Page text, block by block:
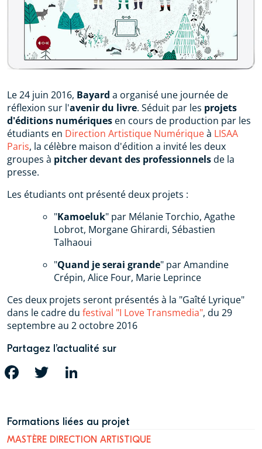
Le 24 juin 2016, Bayard a organisé une journée de
réflexion sur l'avenir du livre. Séduit par les projets
d'éditions numériques en cours de production par les
étudiants en Direction Artistique Numériqueà LISAA
Paris, la célèbre maison d'édition a invité les deux
groupes à pitcher devant des professionnelsde la
presse.
Les étudiants ont présenté deux projets :
"Kamoeluk" par Mélanie Torchio, Agathe
Lobrot, Morgane Ghirardi, Sébastien
Talhaoui
"Quand je serai grande" par Amandine
Crépin, Alice Four, Marie Leprince
Ces deux projets seront présentés à la "Gaîté Lyrique"
dans le cadre du festival "I Love Transmedia", du 29
septembre au 2 octobre 2016
Partagez l’actualité sur
FACEBOOK TWITTER
Formations liées au projet
MASTÈRE DIRECTION ARTISTIQUE